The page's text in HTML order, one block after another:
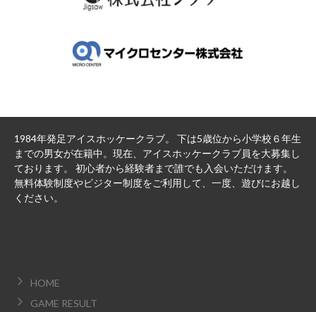
1984年発足アイスホッケークラブ。 下は5歳位から小学校６年生
までの男女が在籍中。現在、アイスホッケークラブ員を大募集し
ております。 初心者から経験者まで誰でも入会いただけます。
無料体験制度やビジター制度をご利用して、一度、遊びにお越し
ください。
HOME
GAME RESULT